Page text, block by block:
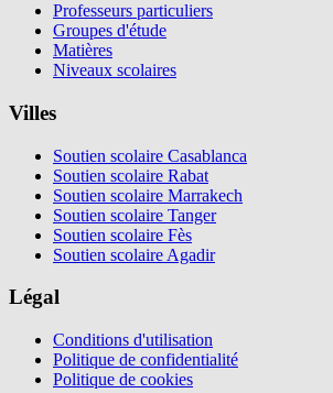
Professeurs particuliers
Groupes d'étude
Matières
Niveaux scolaires
Villes
Soutien scolaire Casablanca
Soutien scolaire Rabat
Soutien scolaire Marrakech
Soutien scolaire Tanger
Soutien scolaire Fès
Soutien scolaire Agadir
Légal
Conditions d'utilisation
Politique de confidentialité
Politique de cookies